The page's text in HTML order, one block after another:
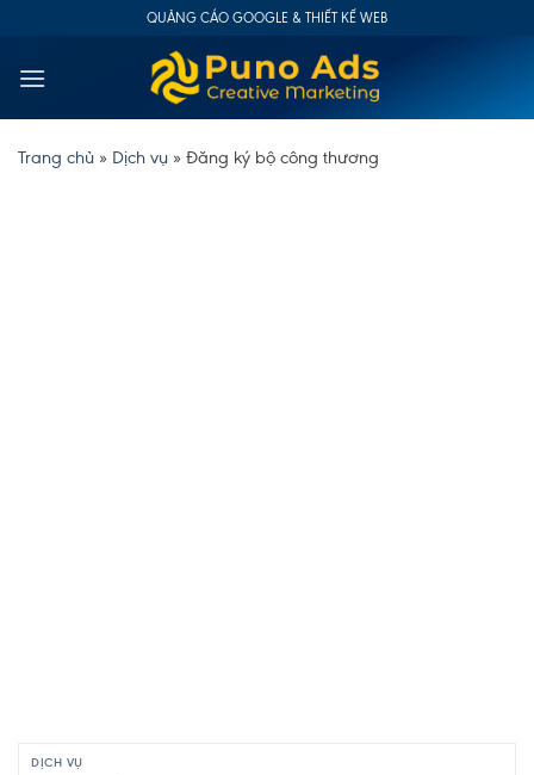
content
QUẢNG CÁO GOOGLE & THIẾT KẾ WEB
Trang chủ » Dịch vụ » Đăng ký bộ công thương
DỊCH VỤ